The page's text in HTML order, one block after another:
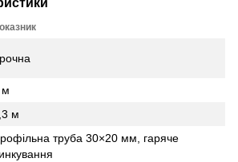
м
м
труба 30×20 мм, гаряче